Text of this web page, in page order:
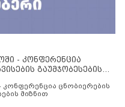
- კონფერენცია
გაუმჯობესების
ცნობიერების
მიზნით